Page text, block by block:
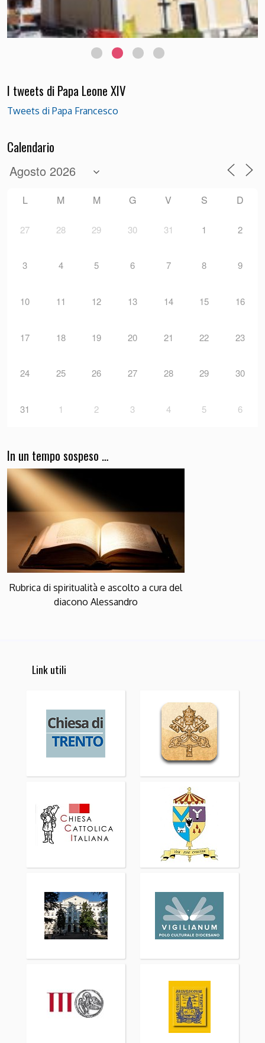
Chiesetta del Pront foto di Luciana Bettega
I tweets di Papa Leone XIV
Tweets di Papa Francesco
Calendario
L M M G V S D
27 28 29 30 31 1 2
3 4 5 6 7 8 9
10 11 12 13 14 15 16
17 18 19 20 21 22 23
24 25 26 27 28 29 30
31 1 2 3 4 5 6
In un tempo sospeso …
Rubrica di spiritualità e ascolto a cura del
diacono Alessandro
Link utili